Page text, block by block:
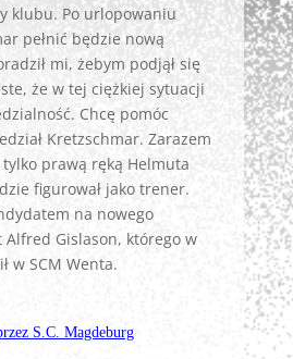
klubu. Po urlopowaniu
pełnić będzie nową
mi, żebym podjął się
że w tej ciężkiej sytuacji
Chcę pomóc
Kretzschmar. Zarazem
prawą ręką Helmuta
figurował jako trener.
na nowego
Alfred Gislason, którego w
w SCM Wenta.
S.C. Magdeburg